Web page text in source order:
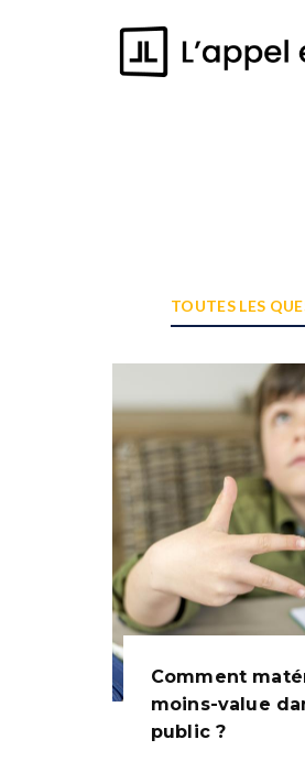
TOUTES LES
Comment
moins-value
public ?